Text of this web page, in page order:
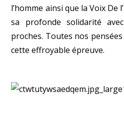
l’homme ainsi que la Voix De
sa profonde solidarité
proches. Toutes nos
cette effroyable épreuve.